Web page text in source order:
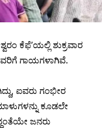
ಕೆಫೆ’ಯಲ್ಲಿ ಶುಕ್ರವಾರ
ಗಾಯಗಳಾಗಿವೆ.
ಐವರು ಗಂಭೀರ
ಕೂಡಲೇ
ಜನರು